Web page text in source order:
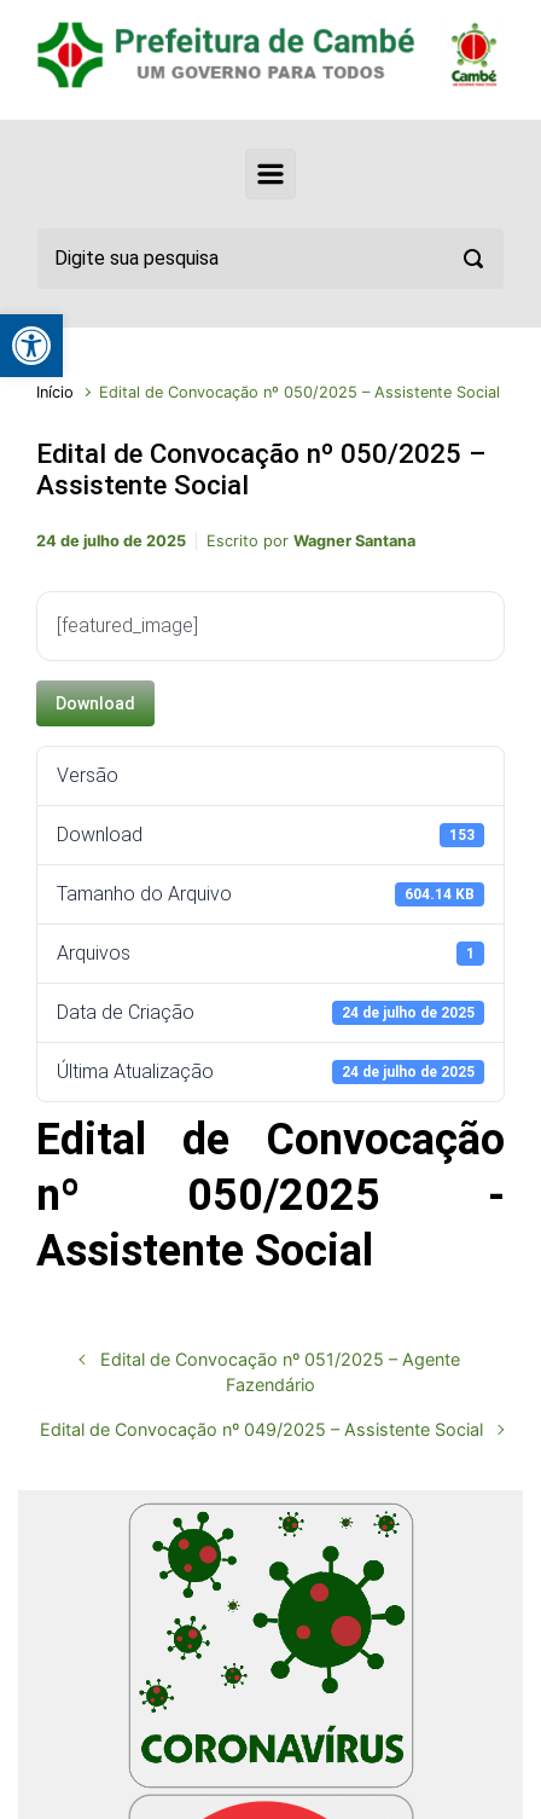
Início Edital de Convocação nº 050/2025 – Assistente Social
Edital de Convocação nº 050/2025 –
Assistente Social
24 de julho de 2025 Escrito por Wagner Santana
[featured_image]
Download
Versão
Download 153
Tamanho do Arquivo 604.14 KB
Arquivos 1
Data de Criação 24 de julho de 2025
Última Atualização 24 de julho de 2025
Edital de Convocação
nº 050/2025 -
Assistente Social
Edital de Convocação nº 051/2025 – Agente
Fazendário
Edital de Convocação nº 049/2025 – Assistente Social
Abrir a barra de ferramentas